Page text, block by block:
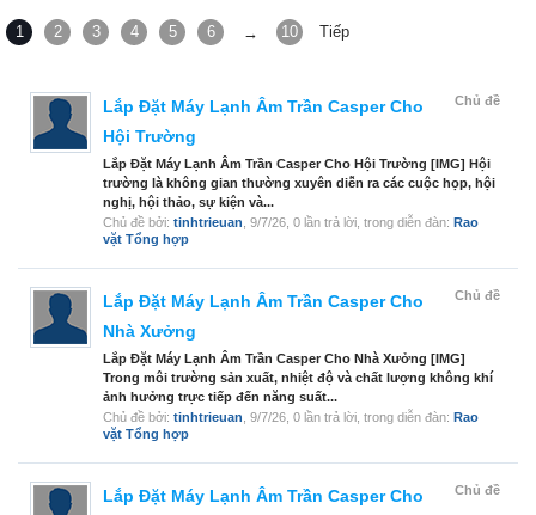
1 2 3 4 5 6 → 10 Tiếp
Chủ đề
Lắp Đặt Máy Lạnh Âm Trần Casper Cho
Hội Trường
Lắp Đặt Máy Lạnh Âm Trần Casper Cho Hội Trường [IMG] Hội
trường là không gian thường xuyên diễn ra các cuộc họp, hội
nghị, hội thảo, sự kiện và...
Chủ đề bởi: tinhtrieuan 9/7/26 , 0 lần trả lời, trong diễn đàn: Rao
vặt Tổng hợp
Chủ đề
Lắp Đặt Máy Lạnh Âm Trần Casper Cho
Nhà Xưởng
Lắp Đặt Máy Lạnh Âm Trần Casper Cho Nhà Xưởng [IMG]
Trong môi trường sản xuất, nhiệt độ và chất lượng không khí
ảnh hưởng trực tiếp đến năng suất...
Chủ đề bởi: tinhtrieuan 9/7/26 , 0 lần trả lời, trong diễn đàn: Rao
vặt Tổng hợp
Chủ đề
Lắp Đặt Máy Lạnh Âm Trần Casper Cho